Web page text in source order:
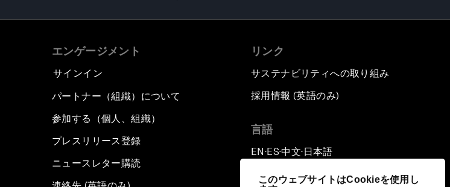
このウェブサイトはCookieを使用し
エンゲージメント
サインイン
パートナー（組織）について
参加する（個人、組織）
プレスリリース登録
ニュースレター購読
リンク
サステナビリティへの取り組み
採用情報 (英語のみ)
言語
EN ▪ES▪中文▪ 日本語